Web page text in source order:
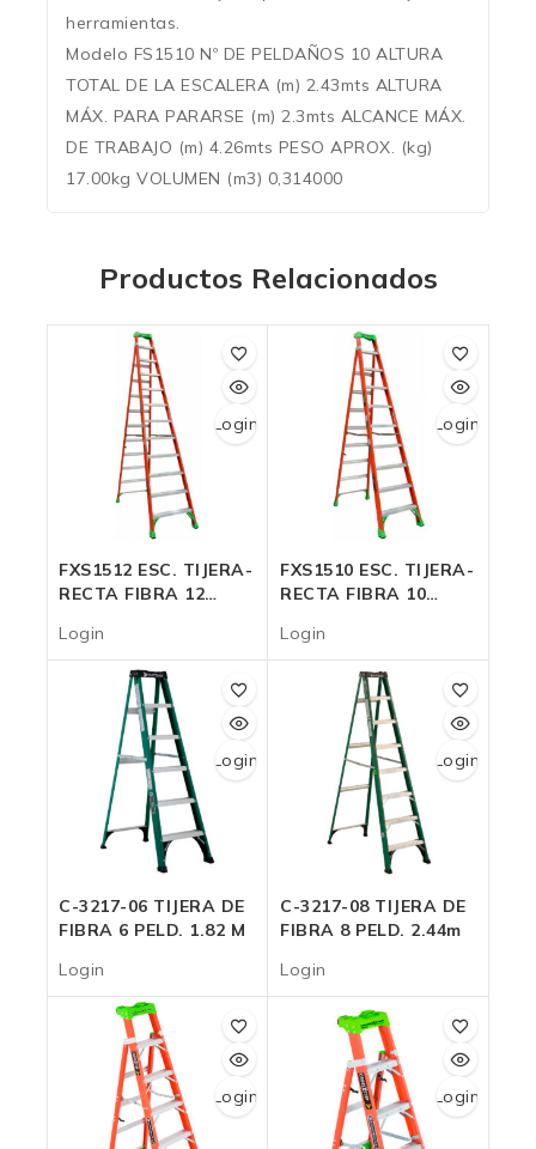
herramientas.
Modelo FS1510 Nº DE PELDAÑOS 10 ALTURA
TOTAL DE LA ESCALERA (m) 2.43mts ALTURA
MÁX. PARA PARARSE (m) 2.3mts ALCANCE MÁX.
DE TRABAJO (m) 4.26mts PESO APROX. (kg)
17.00kg VOLUMEN (m3) 0,314000
Productos Relacionados
Login
FXS1512 ESC. TIJERA-
RECTA FIBRA 12
Login
Login
FXS1510 ESC. TIJERA-
RECTA FIBRA 10
Login
Login
C-3217-06 TIJERA DE
FIBRA 6 PELD. 1.82 M
Login
Login
C-3217-08 TIJERA DE
FIBRA 8 PELD. 2.44m
Login
Login Login